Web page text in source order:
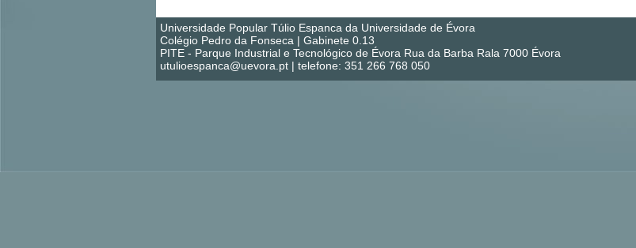
Universidade Popular Túlio Espanca da Universidade de Évora
Colégio Pedro da Fonseca | Gabinete 0.13
PITE - Parque Industrial e Tecnológico de Évora Rua da Barba Rala 7000 Évora
utulioespanca@uevora.pt | telefone: 351 266 768 050